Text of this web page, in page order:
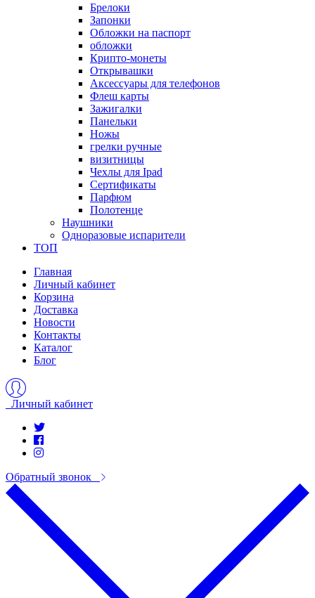
Брелоки
Запонки
Обложки на паспорт
обложки
Крипто-монеты
Открывашки
Аксессуары для телефонов
Флеш карты
Зажигалки
Панельки
Ножы
грелки ручные
визитницы
Чехлы для Ipad
Сертификаты
Парфюм
Полотенце
Наушники
Одноразовые испарители
ТОП
Главная
Личный кабинет
Корзина
Доставка
Новости
Контакты
Каталог
Блог
Личный кабинет
Обратный звонок